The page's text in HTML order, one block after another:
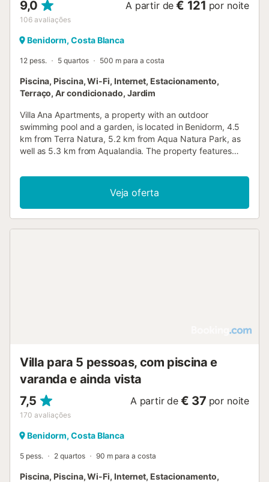
9,0
106 avaliações
A partir de € 121 por noite
Benidorm, Costa Blanca
12 pess. 5 quartos 500 m para a costa
Piscina, Piscina, Wi-Fi, Internet, Estacionamento,
Terraço, Ar condicionado, Jardim
Villa Ana Apartments, a property with an outdoor
swimming pool and a garden, is located in Benidorm, 4.5
km from Terra Natura, 5.2 km from Aqua Natura Park, as
well as 5.3 km from Aqualandia. The property features
Veja oferta
Villa para 5 pessoas, com piscina e
varanda e ainda vista
7,5
170 avaliações
A partir de € 37 por noite
Benidorm, Costa Blanca
5 pess. 2 quartos 90 m para a costa
Piscina, Piscina, Wi-Fi, Internet, Estacionamento,